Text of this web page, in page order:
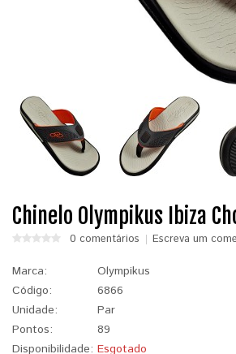
Chinelo Olympikus Ibiza
0 comentários Escreva um
Marca:
Olympikus
Código:
6866
Unidade:
Par
Pontos:
89
Disponibilidade: Esgotado